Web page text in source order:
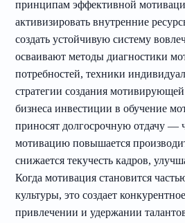
принципам эффективной
активизировать внутренние
создать устойчивую систему
осваивают методы диагностики
потребностей, техники
стратегии создания
бизнеса инвестиции в обучение
приносят долгосрочную отдачу —
мотивацию повышается
снижается текучесть кадров,
Когда мотивация становится
культуры, это создает
привлечении и удержании